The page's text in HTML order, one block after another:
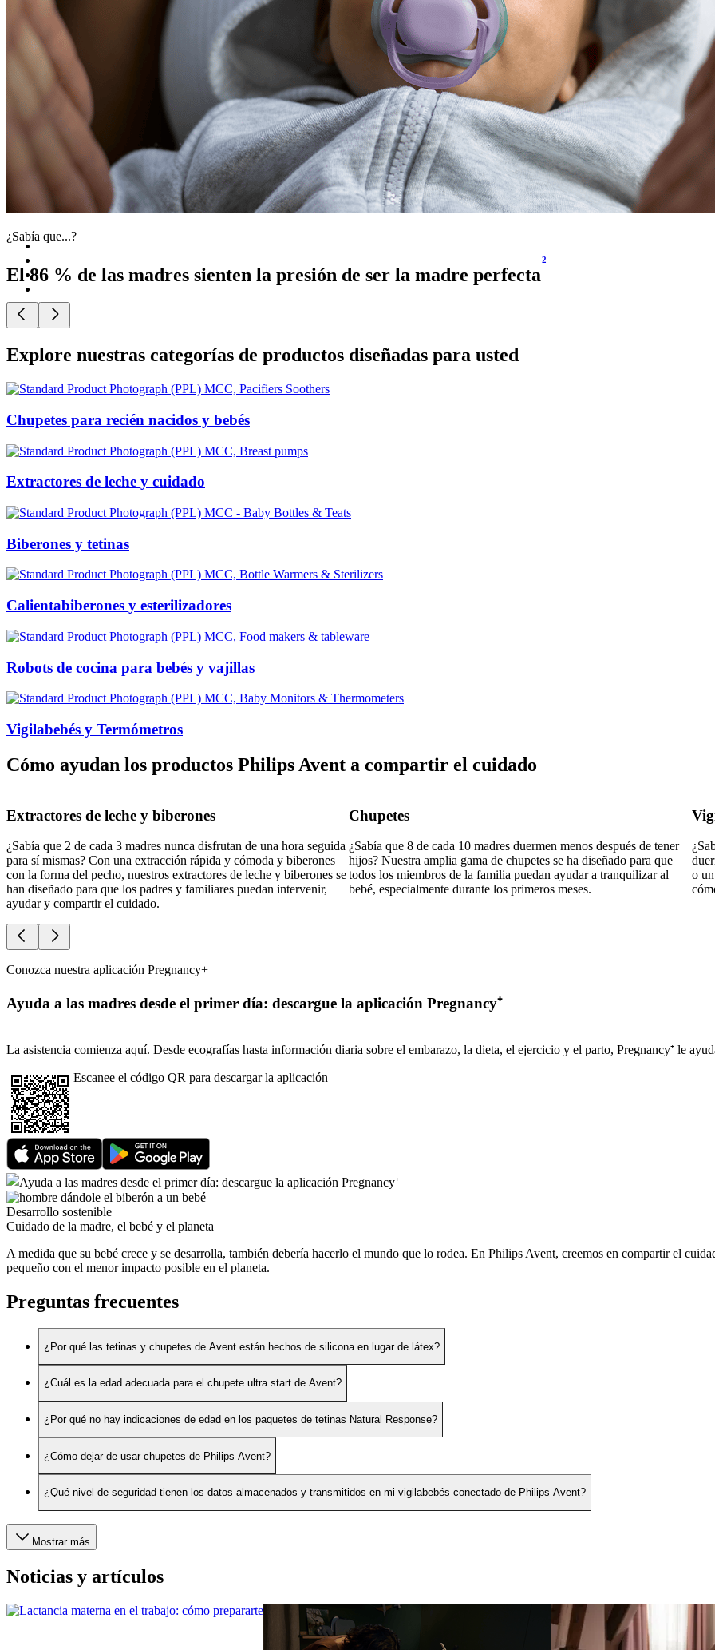
¿Sabía que...?
El 86 % de las madres sienten la presión de ser la madre perfecta
2
Explore nuestras categorías de productos diseñadas para usted
Chupetes para recién nacidos y bebés
Extractores de leche y cuidado
Biberones y tetinas
Calientabiberones y esterilizadores
Robots de cocina para bebés y vajillas
Vigilabebés y Termómetros
Cómo ayudan los productos Philips Avent a compartir el cuidado
Extractores de leche y biberones
¿Sabía que 2 de cada 3 madres nunca disfrutan de una hora seguida
para sí mismas? Con una extracción rápida y cómoda y biberones
con la forma del pecho, nuestros extractores de leche y biberones se
han diseñado para que los padres y familiares puedan intervenir,
ayudar y compartir el cuidado.
Chupetes
¿Sabía que 8 de cada 10 madres duermen menos después de tener
hijos? Nuestra amplia gama de chupetes se ha diseñado para que
todos los miembros de la familia puedan ayudar a tranquilizar al
bebé, especialmente durante los primeros meses.
o
Conozca nuestra aplicación Pregnancy+
Ayuda a las madres desde el primer día: descargue la aplicación Pregnancy⁺
La asistencia comienza aquí. Desde ecografías hasta información diaria sobre el embarazo, la dieta, el ejercicio y el parto, Pregnancy⁺ le
Escanee el código QR para descargar la aplicación
Desarrollo sostenible
Cuidado de la madre, el bebé y el planeta
A medida que su bebé crece y se desarrolla, también debería hacerlo el mundo que lo rodea. En Philips Avent, creemos en compartir el
pequeño con el menor impacto posible en el planeta.
Preguntas frecuentes
¿Por qué las tetinas y chupetes de Avent están hechos de silicona en lugar de látex?
¿Cuál es la edad adecuada para el chupete ultra start de Avent?
¿Por qué no hay indicaciones de edad en los paquetes de tetinas Natural Response?
¿Cómo dejar de usar chupetes de Philips Avent?
¿Qué nivel de seguridad tienen los datos almacenados y transmitidos en mi vigilabebés conectado de Philips Avent?
Mostrar más
Noticias y artículos